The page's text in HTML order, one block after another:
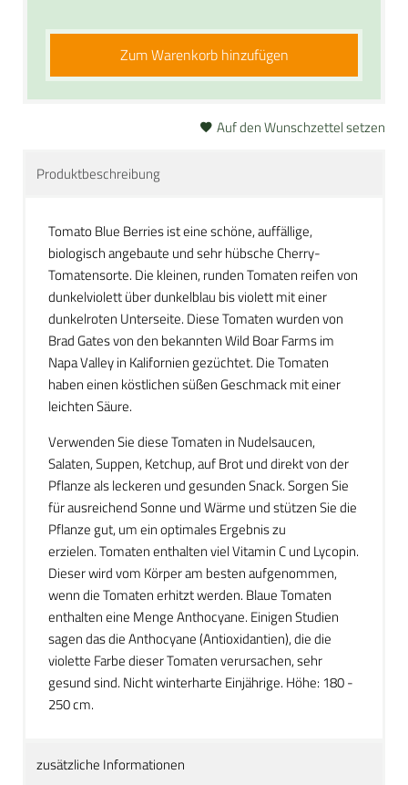
Zum Warenkorb hinzufügen
Auf den Wunschzettel setzen
Produktbeschreibung
Tomato Blue Berries ist eine schöne, auffällige,
biologisch angebaute und sehr hübsche Cherry-
Tomatensorte. Die kleinen, runden Tomaten reifen von
dunkelviolett über dunkelblau bis violett mit einer
dunkelroten Unterseite. Diese Tomaten wurden von
Brad Gates von den bekannten Wild Boar Farms im
Napa Valley in Kalifornien gezüchtet. Die Tomaten
haben einen köstlichen süßen Geschmack mit einer
leichten Säure.
Verwenden Sie diese Tomaten in Nudelsaucen,
Salaten, Suppen, Ketchup, auf Brot und direkt von der
Pflanze als leckeren und gesunden Snack. Sorgen Sie
für ausreichend Sonne und Wärme und stützen Sie die
Pflanze gut, um ein optimales Ergebnis zu
erzielen. Tomaten enthalten viel Vitamin C und Lycopin.
Dieser wird vom Körper am besten aufgenommen,
wenn die Tomaten erhitzt werden. Blaue Tomaten
enthalten eine Menge Anthocyane. Einigen Studien
sagen das die Anthocyane (Antioxidantien), die die
violette Farbe dieser Tomaten verursachen, sehr
gesund sind. Nicht winterharte Einjährige. Höhe: 180 -
250 cm.
zusätzliche Informationen